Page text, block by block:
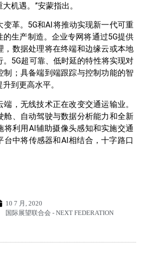
机遇。”安蒙指出。
变革。5G和AI将推动实现新一代可重
的生产制造。企业专网将通过5G提供
，数据处理将在终端和边缘云或本地
。5G超可靠、低时延的特性将实现对
制；具备端到端跟踪与控制功能的智
到更高水平。
，无线技术正在改变交通运输业。
舱、自动驾驶与数据分析能力和全新
将利用AI辅助摄像头感知和实施交通
台中将传感器和AI相结合，十字路口
10 7 月, 2020
国际展望联合会 - NEXT FEDERATION